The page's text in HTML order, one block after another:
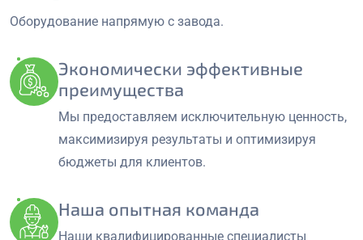
Оборудование напрямую с завода.
Экономически эффективные
преимущества
Мы предоставляем исключительную ценность,
максимизируя результаты и оптимизируя
бюджеты для клиентов.
Наша опытная команда
Наши квалифицированные специалисты